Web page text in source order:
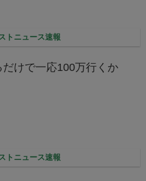
トニュース速報
けで一応100万行くか
トニュース速報